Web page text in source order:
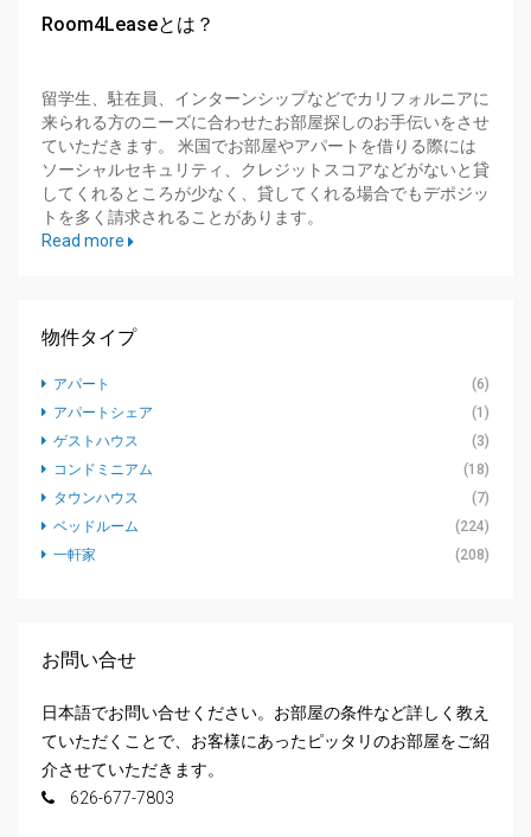
Room4Leaseとは？
留学生、駐在員、インターンシップなどでカリフォルニアに
来られる方のニーズに合わせたお部屋探しのお手伝いをさせ
ていただきます。 米国でお部屋やアパートを借りる際には
ソーシャルセキュリティ、クレジットスコアなどがないと貸
してくれるところが少なく、貸してくれる場合でもデポジッ
トを多く請求されることがあります。
Read more
物件タイプ
アパート
(6)
アパートシェア
(1)
ゲストハウス
(3)
コンドミニアム
(18)
タウンハウス
(7)
ベッドルーム
(224)
一軒家
(208)
お問い合せ
日本語でお問い合せください。お部屋の条件など詳しく教え
ていただくことで、お客様にあったピッタリのお部屋をご紹
介させていただきます。
626-677-7803